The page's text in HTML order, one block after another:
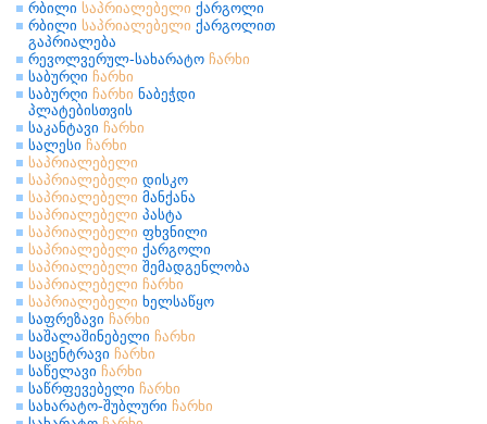
რბილი საპრიალებელი ქარგოლი
რბილი საპრიალებელი ქარგოლით
გაპრიალება
რევოლვერულ-სახარატო ჩარხი
საბურღი ჩარხი
საბურღი ჩარხი ნაბეჭდი
პლატებისთვის
საკანტავი ჩარხი
სალესი ჩარხი
საპრიალებელი
საპრიალებელი დისკო
საპრიალებელი მანქანა
საპრიალებელი პასტა
საპრიალებელი ფხვნილი
საპრიალებელი ქარგოლი
საპრიალებელი შემადგენლობა
საპრიალებელი ჩარხი
საპრიალებელი ხელსაწყო
საფრეზავი ჩარხი
საშალაშინებელი ჩარხი
საცენტრავი ჩარხი
საწელავი ჩარხი
საწრფევებელი ჩარხი
სახარატო-შუბლური ჩარხი